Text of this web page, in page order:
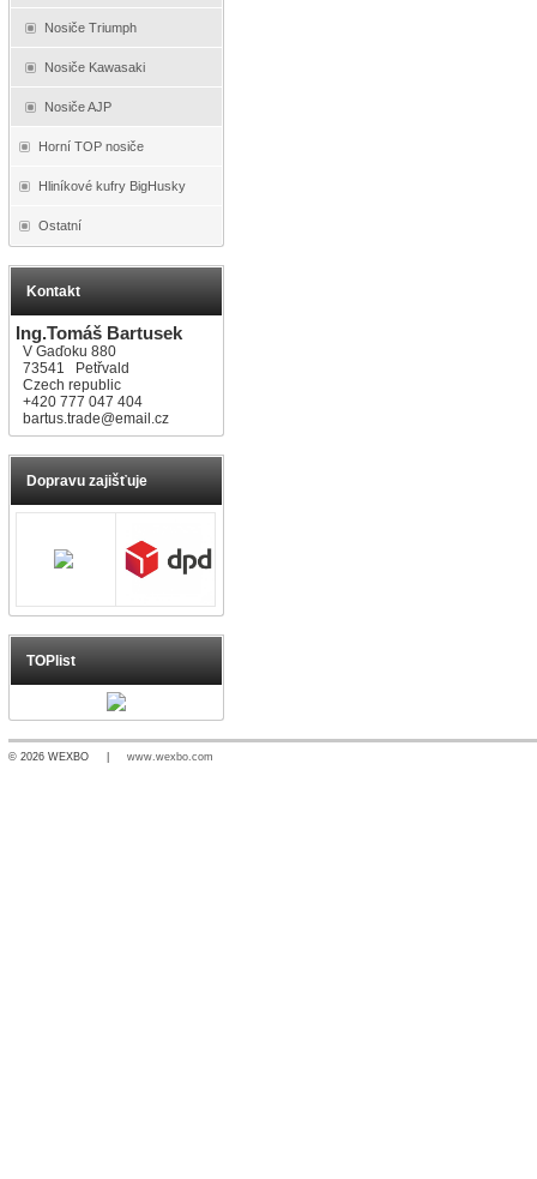
Nosiče Triumph
Nosiče Kawasaki
Nosiče AJP
Horní TOP nosiče
Hliníkové kufry BigHusky
Ostatní
Kontakt
Ing.Tomáš Bartusek
V Gaďoku 880
73541 Petřvald
Czech republic
+420 777 047 404
bartus.trade@email.cz
Dopravu zajišťuje
TOPlist
© 2026 WEXBO | www.wexbo.com